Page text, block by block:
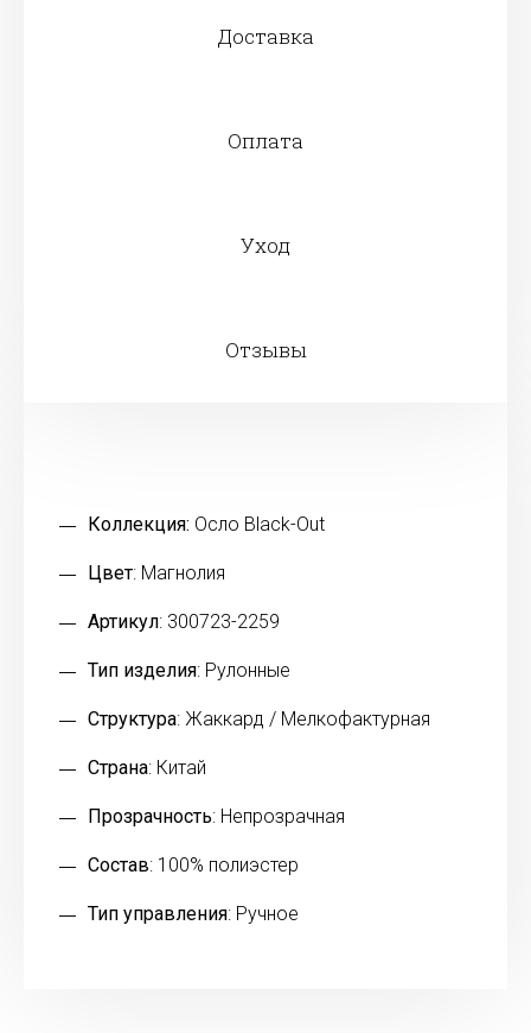
Доставка
Оплата
Уход
Отзывы
Коллекция: Осло Black-Out
Цвет: Магнолия
Артикул: 300723-2259
Тип изделия: Рулонные
Структура: Жаккард / Мелкофактурная
Страна: Китай
Прозрачность: Непрозрачная
Состав: 100% полиэстер
Тип управления: Ручное